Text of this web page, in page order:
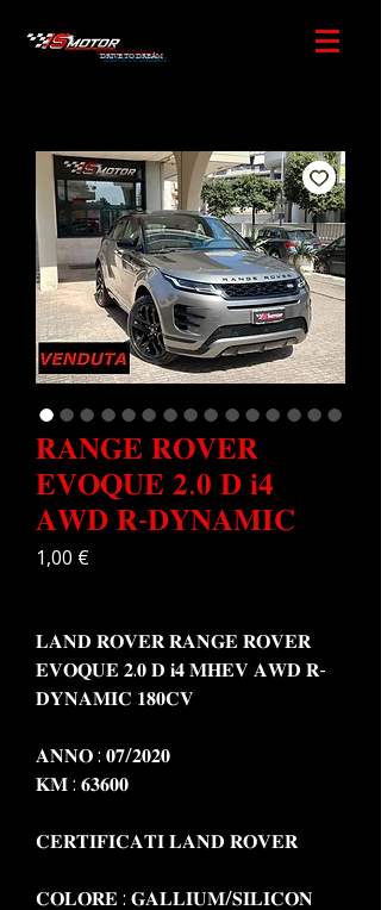
DRIVE TO DREAM
𝐑𝐀𝐍𝐆𝐄 𝐑𝐎𝐕𝐄𝐑
𝐄𝐕𝐎𝐐𝐔𝐄 𝟐.𝟎 𝐃 𝐢𝟒
𝐀𝐖𝐃 𝐑-𝐃𝐘𝐍𝐀𝐌𝐈𝐂
1,00 €Prezzo
𝐋𝐀𝐍𝐃 𝐑𝐎𝐕𝐄𝐑 𝐑𝐀𝐍𝐆𝐄 𝐑𝐎𝐕𝐄𝐑
𝐄𝐕𝐎𝐐𝐔𝐄 𝟐.𝟎 𝐃 𝐢𝟒 𝐌𝐇𝐄𝐕 𝐀𝐖𝐃 𝐑-
𝐃𝐘𝐍𝐀𝐌𝐈𝐂 𝟏𝟖𝟎𝐂𝐕
𝐀𝐍𝐍𝐎 : 𝟎𝟕/𝟐𝟎𝟐𝟎
𝐊𝐌 : 𝟔𝟑𝟔𝟎𝟎
𝐂𝐄𝐑𝐓𝐈𝐅𝐈𝐂𝐀𝐓𝐈 𝐋𝐀𝐍𝐃 𝐑𝐎𝐕𝐄𝐑
𝐂𝐎𝐋𝐎𝐑𝐄 : 𝐆𝐀𝐋𝐋𝐈𝐔𝐌/𝐒𝐈𝐋𝐈𝐂𝐎𝐍